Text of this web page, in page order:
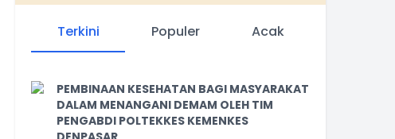
Terkini Populer Acak
PEMBINAAN KESEHATAN BAGI MASYARAKAT
DALAM MENANGANI DEMAM OLEH TIM
PENGABDI POLTEKKES KEMENKES